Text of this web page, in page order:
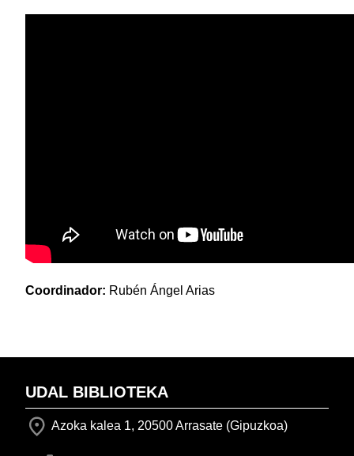
Coordinador: Rubén Ángel Arias
UDAL BIBLIOTEKA
Azoka kalea 1, 20500 Arrasate (Gipuzkoa)